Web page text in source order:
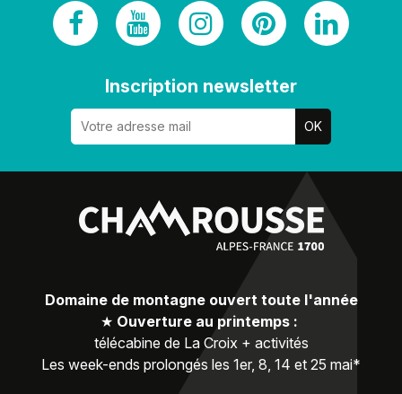
Inscription newsletter
Domaine de montagne ouvert toute l'année
★ Ouverture au printemps :
télécabine de La Croix + activités
Les week-ends prolongés les 1er, 8, 14 et 25 mai*